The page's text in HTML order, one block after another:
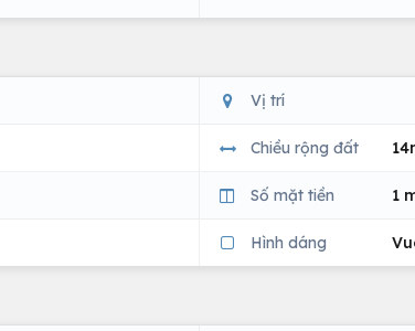
Vị trí
Chiều rộng đất
Số mặt tiền 1
Hình dáng